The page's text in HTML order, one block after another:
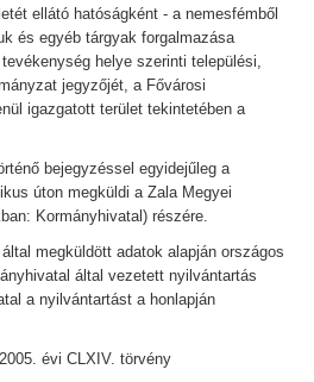
ellátó hatóságként - a nemesfémből
és egyéb tárgyak forgalmazása
helye szerinti települési,
jegyzőjét, a Fővárosi
igazgatott terület tekintetében a
bejegyzéssel egyidejűleg a
úton megküldi a Zala Megyei
Kormányhivatal) részére.
megküldött adatok alapján országos
által vezetett nyilvántartás
a nyilvántartást a honlapján
évi CLXIV. törvény